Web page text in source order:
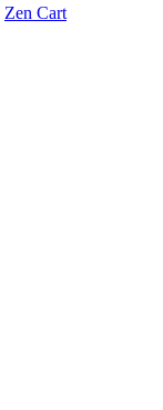
Zen Cart